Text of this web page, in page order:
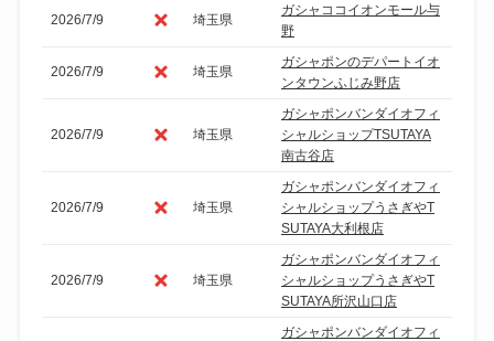
2026/7/9 埼玉県
ガシャココイオンモール与
野
2026/7/9 埼玉県
ガシャポンのデパートイオ
ンタウンふじみ野店
2026/7/9 埼玉県
ガシャポンバンダイオフィ
シャルショップTSUTAYA
南古谷店
2026/7/9 埼玉県
ガシャポンバンダイオフィ
シャルショップうさぎやT
SUTAYA大利根店
2026/7/9 埼玉県
ガシャポンバンダイオフィ
シャルショップうさぎやT
SUTAYA所沢山口店
ガシャポンバンダイオフィ